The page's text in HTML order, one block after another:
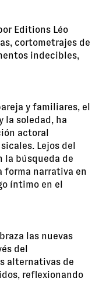
Editions Léo
cortometrajes de
indecibles,
y familiares, el
la soledad, ha
actoral
Lejos del
la búsqueda de
forma narrativa en
íntimo en el
las nuevas
del
alternativas de
reflexionando